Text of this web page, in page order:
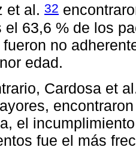
et al. 32
el 63,6 % de los
no
edad.
Cardosa et
el
fue el más